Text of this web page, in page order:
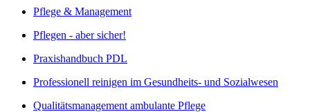
Pflege & Management
Pflegen - aber sicher!
Praxishandbuch PDL
Professionell reinigen im Gesundheits- und Sozialwesen
Qualitätsmanagement ambulante Pflege